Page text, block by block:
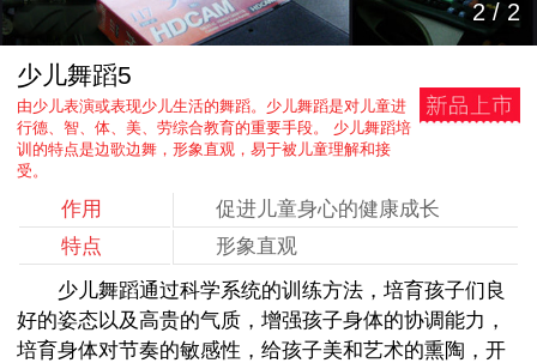
2/ 2
少儿舞蹈5
由少儿表演或表现少儿生活的舞蹈。少儿舞蹈是对儿童进
行德、智、体、美、劳综合教育的重要手段。 少儿舞蹈培
训的特点是边歌边舞，形象直观，易于被儿童理解和接
受。
作用
促进儿童身心的健康成长
特点
形象直观
少儿舞蹈通过科学系统的训练方法，培育孩子们良
好的姿态以及高贵的气质，增强孩子身体的协调能力，
培育身体对节奏的敏感性，给孩子美和艺术的熏陶，开